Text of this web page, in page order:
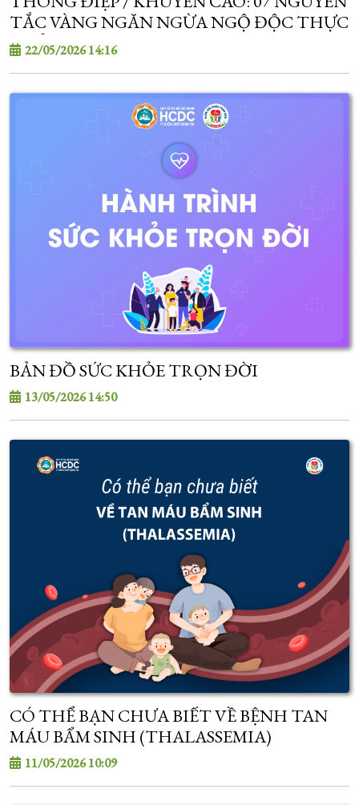
TẮC VÀNG NGĂN NGỪA NGỘ ĐỘC THỰC
PHẨM
22/05/2026 14:16
BẢN ĐỒ SỨC KHỎE TRỌN ĐỜI
13/05/2026 14:50
CÓ THỂ BẠN CHƯA BIẾT VỀ BỆNH TAN
MÁU BẨM SINH (THALASSEMIA)
11/05/2026 10:09